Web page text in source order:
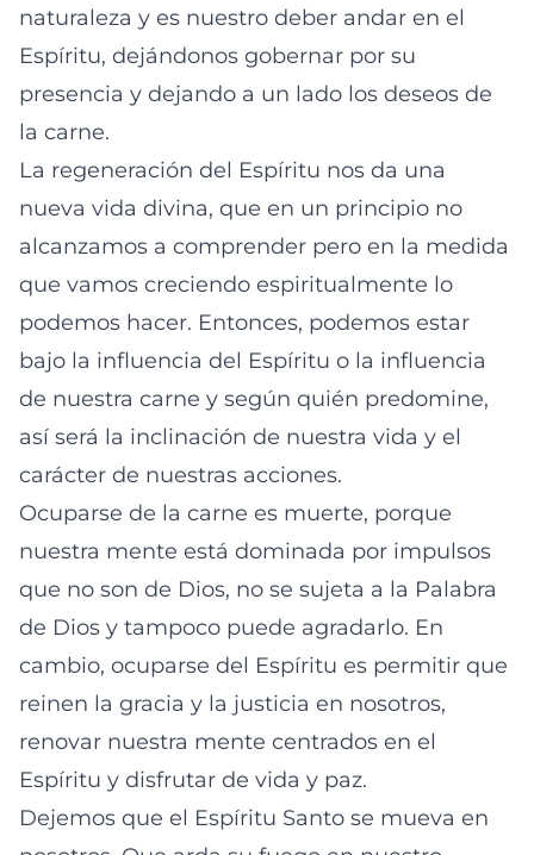
naturaleza y es nuestro deber andar en el
Espíritu, dejándonos gobernar por su
presencia y dejando a un lado los deseos de
la carne.
La regeneración del Espíritu nos da una
nueva vida divina, que en un principio no
alcanzamos a comprender pero en la medida
que vamos creciendo espiritualmente lo
podemos hacer. Entonces, podemos estar
bajo la influencia del Espíritu o la influencia
de nuestra carne y según quién predomine,
así será la inclinación de nuestra vida y el
carácter de nuestras acciones.
Ocuparse de la carne es muerte, porque
nuestra mente está dominada por impulsos
que no son de Dios, no se sujeta a la Palabra
de Dios y tampoco puede agradarlo. En
cambio, ocuparse del Espíritu es permitir que
reinen la gracia y la justicia en nosotros,
renovar nuestra mente centrados en el
Espíritu y disfrutar de vida y paz.
Dejemos que el Espíritu Santo se mueva en